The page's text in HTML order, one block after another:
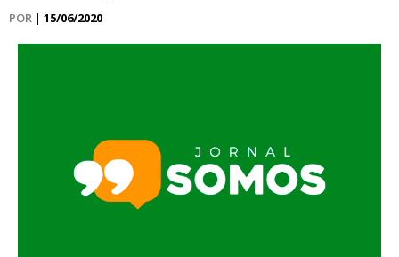
POR | 15/06/2020